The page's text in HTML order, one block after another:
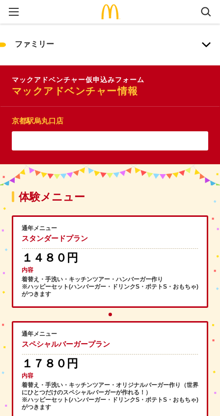
ファミリー
マックアドベンチャー仮申込みフォーム
マックアドベンチャー情報
京都駅烏丸口店
体験メニュー
通年メニュー
スタンダードプラン
１４８０円
内容
着替え・手洗い・キッチンツアー・ハンバーガー作り
※ハッピーセット(ハンバーガー・ドリンクS・ポテトS・おもちゃ)
がつきます
通年メニュー
スペシャルバーガープラン
１７８０円
内容
着替え・手洗い・キッチンツアー・オリジナルバーガー作り（世界
にひとつだけのスペシャルバーガーが作れる！）
※ハッピーセット(ハンバーガー・ドリンクS・ポテトS・おもちゃ)
がつきます